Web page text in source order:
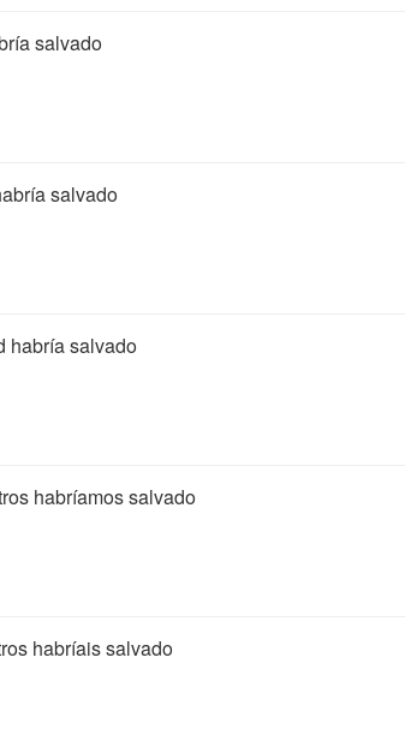
salvado
salvado
habría salvado
habríamos salvado
habríais salvado